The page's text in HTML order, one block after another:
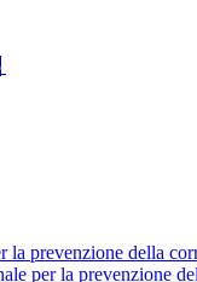
la prevenzione della
per la prevenzione